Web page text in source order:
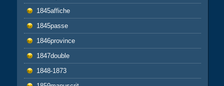
1845affiche
1845passe
1846province
1847double
1848-1873